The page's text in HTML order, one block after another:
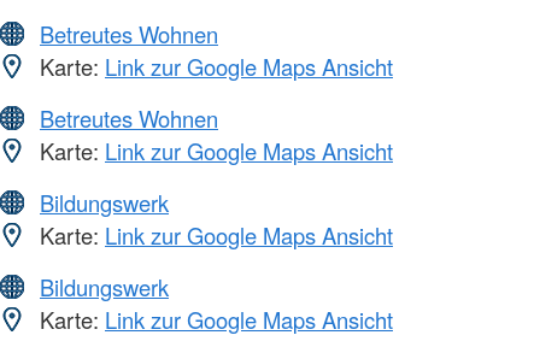
Betreutes Wohnen
Karte: Link zur Google Maps Ansicht
Betreutes Wohnen
Karte: Link zur Google Maps Ansicht
Bildungswerk
Karte: Link zur Google Maps Ansicht
Bildungswerk
Karte: Link zur Google Maps Ansicht